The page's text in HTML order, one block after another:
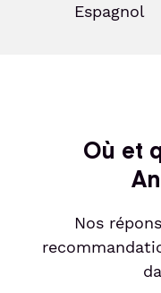
Espagnol
Où et
Nos